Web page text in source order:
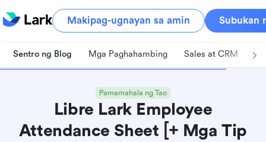
Makipag-ugnayan sa amin Subukan
Sentro ng Blog Mga Paghahambing Sales at CRM
Pamamahala ng Tao
Libre Lark Employee
Attendance Sheet [+ Mga Tip